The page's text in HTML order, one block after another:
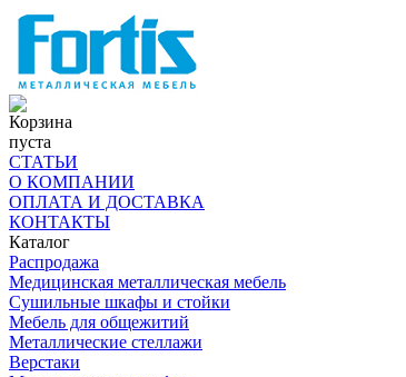
Корзина
пуста
СТАТЬИ
О КОМПАНИИ
ОПЛАТА И ДОСТАВКА
КОНТАКТЫ
Каталог
Распродажа
Медицинская металлическая мебель
Сушильные шкафы и стойки
Мебель для общежитий
Металлические стеллажи
Верстаки